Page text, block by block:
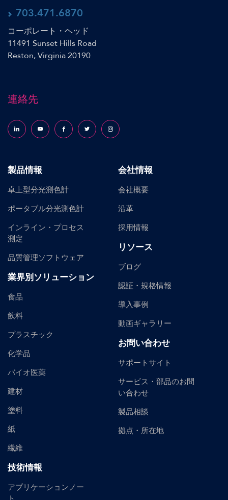
703.471.6870
コーポレート・ヘッド
11491 Sunset Hills Road
Reston, Virginia 20190
連絡先
Follow us on LinkedInFollow us on YouTubeFollow us on Facebook
Follow us on X (formerly Twitter)
Follow us on Instagram
製品情報
卓上型分光測色計
ポータブル分光測色計
インライン・プロセス
測定
品質管理ソフトウェア
業界別ソリューション
食品
飲料
プラスチック
化学品
バイオ医薬
建材
塗料
紙
繊維
技術情報
アプリケーションノー
会社情報
会社概要
沿革
採用情報
リソース
ブログ
認証・規格情報
導入事例
動画ギャラリー
お問い合わせ
サポートサイト
サービス・部品のお問
い合わせ
製品相談
拠点・所在地